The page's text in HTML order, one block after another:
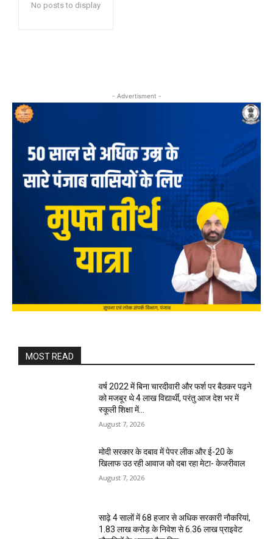
No posts to display
- Advertisment -
MOST READ
वर्ष 2022 में बिना चारदीवारी और फर्श पर बैठकर पढ़ने
को मजबूर थे 4 लाख विद्यार्थी, परंतु आज देश भर में
स्कूली शिक्षा में...
August 7, 2026
मोदी सरकार के दबाव में पेपर लीक और ई-20 के
खिलाफ उठ रही आवाज को दबा रहा मेटा- केजरीवाल
August 7, 2026
साढ़े 4 सालों में 68 हजार से अधिक सरकारी नौकरियां,
1.83 लाख करोड़ के निवेश से 6.36 लाख प्राइवेट